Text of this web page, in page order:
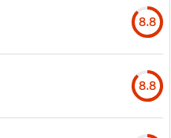
8.8
8.8